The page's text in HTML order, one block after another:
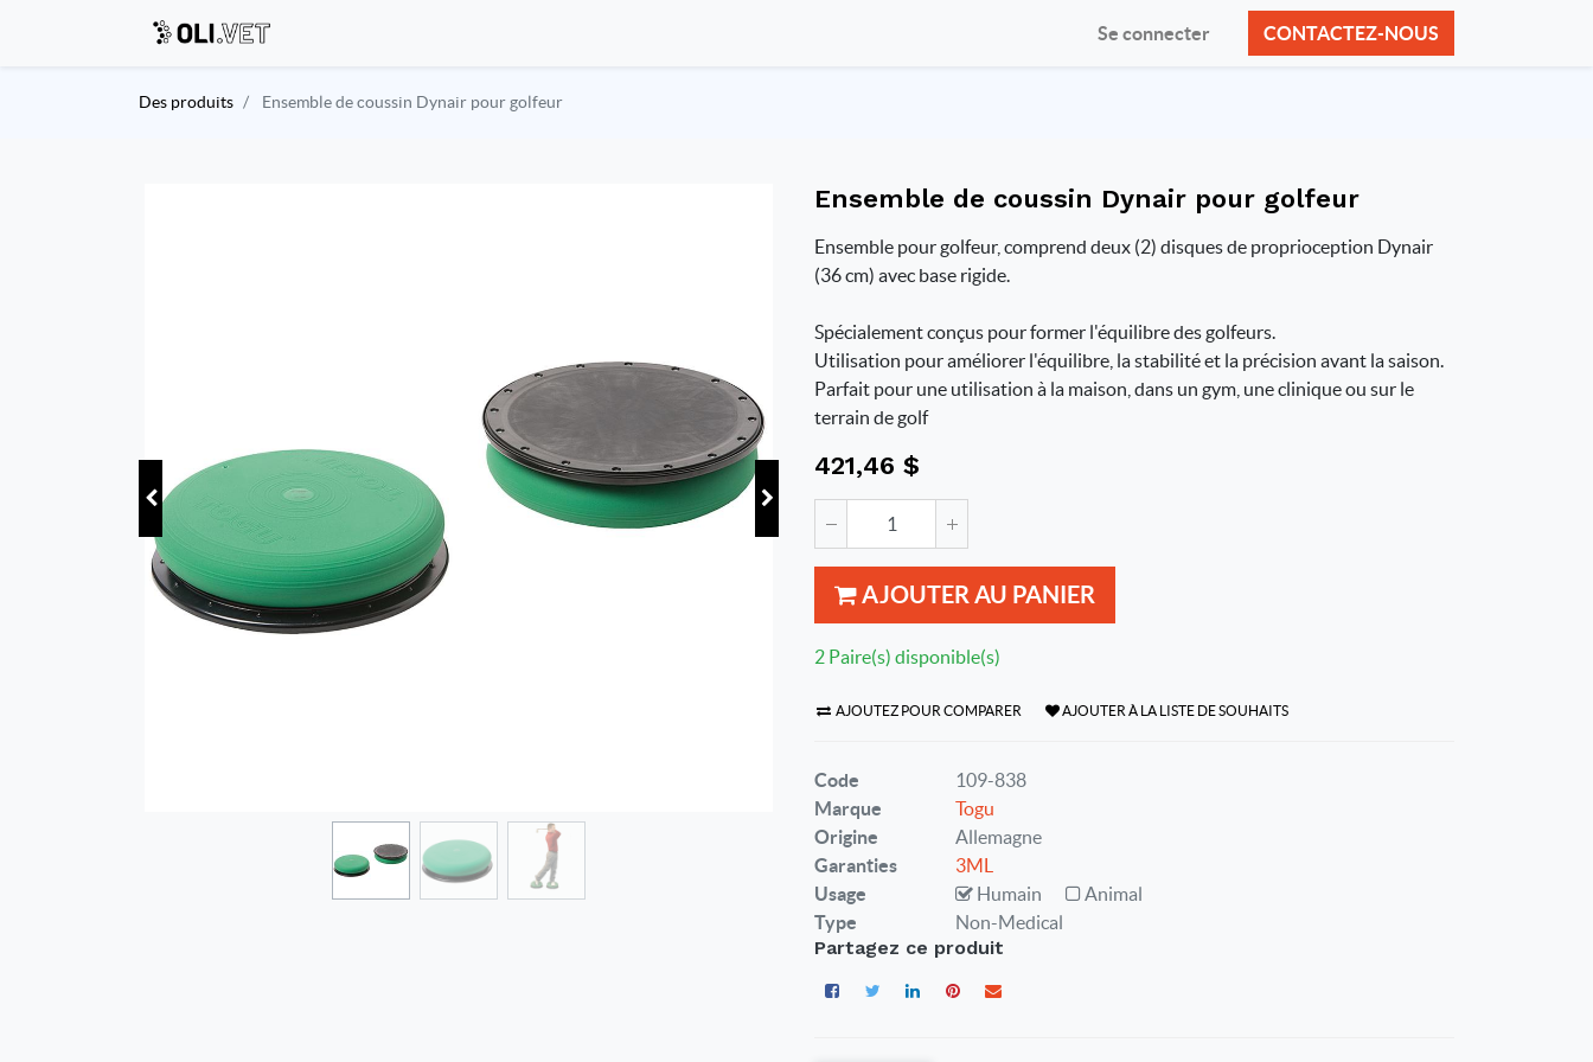
Se connecter CONTACTEZ-NOUS
Des produits Ensemble de coussin Dynair pour golfeur
Ensemble de coussin Dynair pour golfeur
Ensemble pour golfeur, comprend deux (2) disques de proprioception Dynair
(36 cm) avec base rigide.
Spécialement conçus pour former l'équilibre des golfeurs.
Utilisation pour améliorer l'équilibre, la stabilité et la précision avant la saison.
Parfait pour une utilisation à la maison, dans un gym, une clinique ou sur le
terrain de golf
421,46 $
AJOUTER AU PANIER
2 Paire(s) disponible(s)
AJOUTEZ POUR COMPARER AJOUTER À LA LISTE DE SOUHAITS
Code
109-838
Marque
Togu
Origine
Allemagne
Garanties
3ML
Usage
Humain
Animal
Type
Non-Medical
Partagez ce produit